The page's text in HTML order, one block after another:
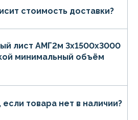
стоимость доставки?
лист АМГ2м 3х1500х3000
минимальный объём
если товара нет в наличии?